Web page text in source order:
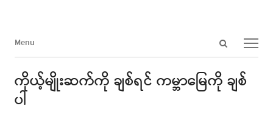
Open
panel
Menu
Menu
ကိုယ့်မျိုးဆက်ကို ချစ်ရင် ကမ္ဘာမြေကို ချစ်
ပါ